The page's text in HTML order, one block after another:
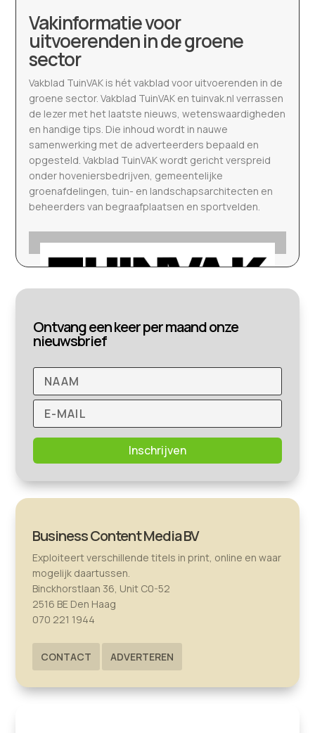
Vakinformatie voor
uitvoerenden in de groene
sector
Vakblad TuinVAK is hét vakblad voor uitvoerenden in de
groene sector. Vakblad TuinVAK en tuinvak.nl verrassen
de lezer met het laatste nieuws, wetenswaardigheden
en handige tips. Die inhoud wordt in nauwe
samenwerking met de adverteerders bepaald en
opgesteld. Vakblad TuinVAK wordt gericht verspreid
onder hoveniersbedrijven, gemeentelijke
groenafdelingen, tuin- en landschapsarchitecten en
beheerders van begraafplaatsen en sportvelden.
Ontvang een keer per maand onze
nieuwsbrief
Inschrijven
Business Content Media BV
Exploiteert verschillende titels in print, online en waar
mogelijk daartussen.
Binckhorstlaan 36, Unit C0-52
2516 BE Den Haag
070 221 1944
CONTACT ADVERTEREN